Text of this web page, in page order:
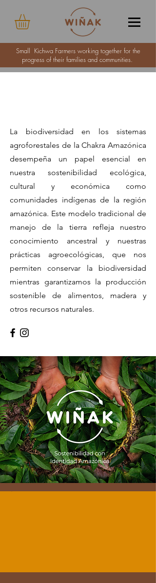
Small Kichwa Farmers working together for the
progress of their families and communities.
La biodiversidad en los sistemas
agroforestales de la Chakra Amazónica
desempeña un papel esencial en
nuestra sostenibilidad ecológica,
cultural y económica como
comunidades indígenas de la región
amazónica. Este modelo tradicional de
manejo de la tierra refleja nuestro
conocimiento ancestral y nuestras
prácticas agroecológicas, que nos
permiten conservar la biodiversidad
mientras garantizamos la producción
sostenible de alimentos, madera y
otros recursos naturales.